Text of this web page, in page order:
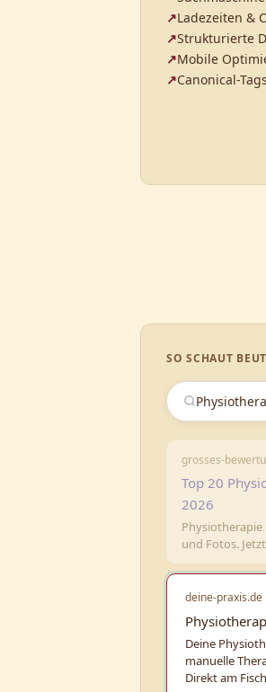
Ladezeiten &
Strukturierte
Mobile
Canonical-
SO SCHAUT
grosses-
Top 20
2026
und Fotos.
deine-praxis.de
Deine
manuelle
Direkt am